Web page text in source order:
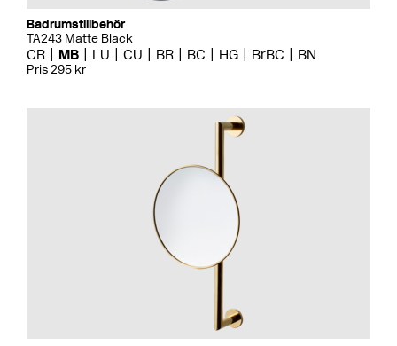
Badrumstillbehör
TA243 Matte Black
CR MB LU CU BR BC HG BrBC BN
Pris 295 kr